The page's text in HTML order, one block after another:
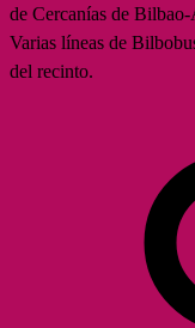
de Cercanías de
Varias líneas de
del recinto.